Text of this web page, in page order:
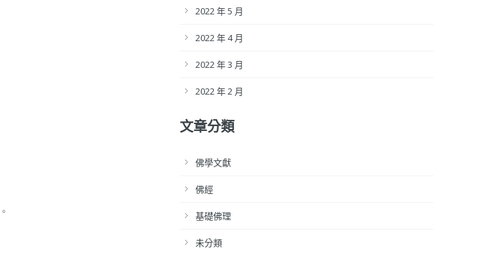
。
2022 年 5 月
2022 年 4 月
2022 年 3 月
2022 年 2 月
文章分類
佛學文獻
佛經
基礎佛理
未分類